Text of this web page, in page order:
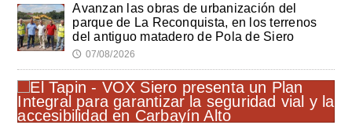
Avanzan las obras de urbanización del
parque de La Reconquista, en los terrenos
del antiguo matadero de Pola de Siero
🕔 07/08/2026